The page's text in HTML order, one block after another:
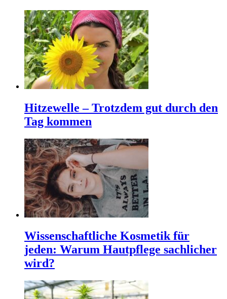
Hitzewelle – Trotzdem gut durch den
Tag kommen
Wissenschaftliche Kosmetik für
jeden: Warum Hautpflege sachlicher
wird?